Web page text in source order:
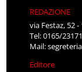
REDAZIONE
via Festaz, 52
Tel: 0165/
Mail:
Editore